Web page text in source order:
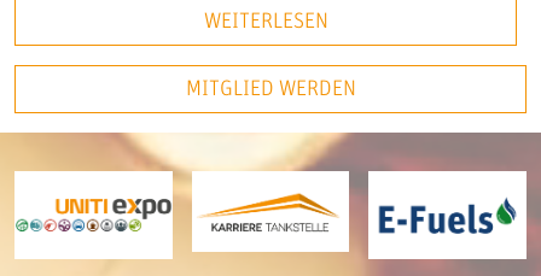
WEITERLESEN
MITGLIED WERDEN